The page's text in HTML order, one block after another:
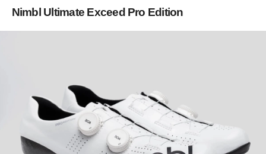
Nimbl Ultimate Exceed Pro Edition